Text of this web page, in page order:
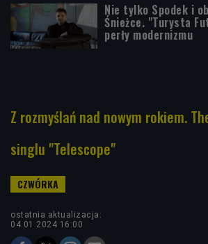
Nie tylko Spodek i
Śnieżce. "Turysta
perły modernizmu
Z rozmyślań nad nowym rokiem.
singlu "Telescope"
ostatnia aktualizacja:
04.01.2024 16:00